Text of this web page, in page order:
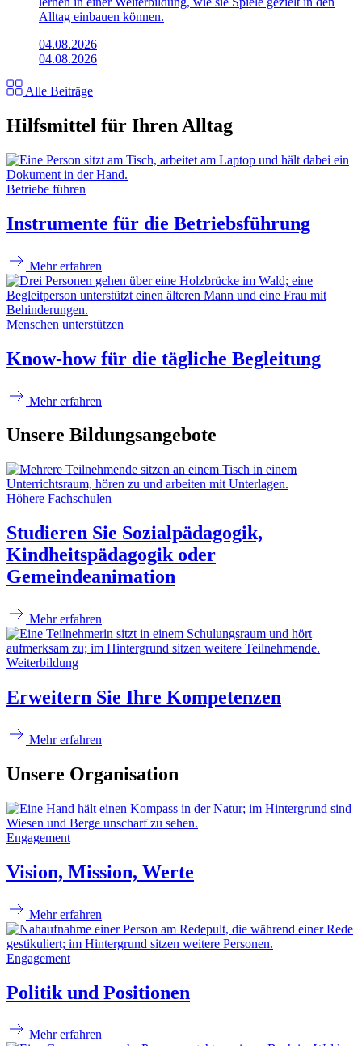
Alltag einbauen können.
04.08.2026
04.08.2026
Alle Beiträge
Hilfsmittel für Ihren Alltag
Betriebe führen
Instrumente für die Betriebsführung
Mehr erfahren
Menschen unterstützen
Know-how für die tägliche Begleitung
Mehr erfahren
Unsere Bildungsangebote
Höhere Fachschulen
Studieren Sie Sozialpädagogik,
Kindheitspädagogik oder
Gemeindeanimation
Mehr erfahren
Weiterbildung
Erweitern Sie Ihre Kompetenzen
Mehr erfahren
Unsere Organisation
Engagement
Vision, Mission, Werte
Mehr erfahren
Engagement
Politik und Positionen
Mehr erfahren